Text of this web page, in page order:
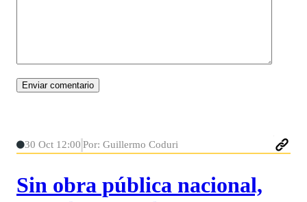
30 Oct 12:00 Por: Guillermo Coduri
Sin obra pública nacional,